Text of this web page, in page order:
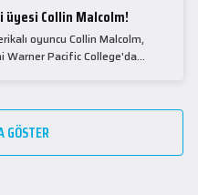
Collin Malcolm!
oyuncu Collin Malcolm,
Warner Pacific College'da
GÖSTER